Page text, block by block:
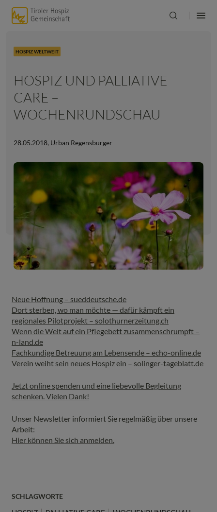
HOSPIZ WELTWEIT
HOSPIZ UND PALLIATIVE
CARE –
WOCHENRUNDSCHAU
28.05.2018, Urban Regensburger
Neue Hoffnung – sueddeutsche.de
Dort sterben, wo man möchte — dafür kämpft ein
regionales Pilotprojekt – solothurnerzeitung.ch
Wenn die Welt auf ein Pflegebett zusammenschrumpft –
n-land.de
Fachkundige Betreuung am Lebensende – echo-online.de
Verein weiht sein neues Hospiz ein – solinger-tageblatt.de
Jetzt online spenden und eine liebevolle Begleitung
schenken. Vielen Dank!
Unser Newsletter informiert Sie regelmäßig über unsere
Arbeit:
Hier können Sie sich anmelden.
SCHLAGWORTE